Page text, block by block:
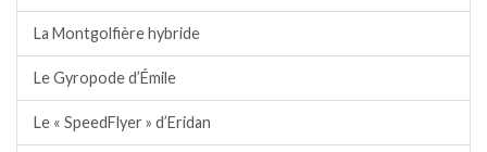
La Montgolfière hybride
Le Gyropode d’Émile
Le « SpeedFlyer » d’Eridan